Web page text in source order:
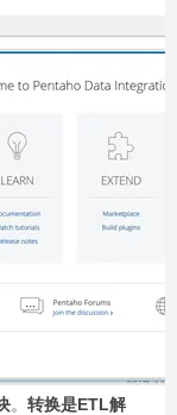
。 转换是ETL解